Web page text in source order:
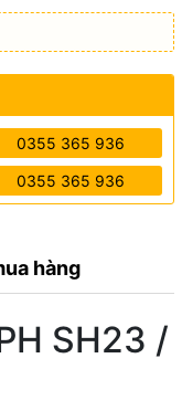
0355 365 936
0355 365 936
hàng
SH23 /